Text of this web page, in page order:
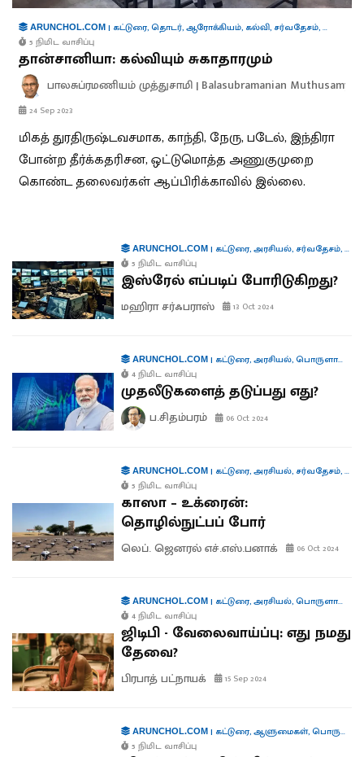
ARUNCHOL.COM | கட்டுரை,தொடர்,ஆரோக்கியம், கல்வி, சர்வதேசம்,தொழில்
5 நிமிட வாசிப்பு
தான்சானியா: கல்வியும் சுகாதாரமும்
பாலசுப்ரமணியம் முத்துசாமி | Balasubramanian Muthusamy
24 Sep 2023
மிகத் துரதிருஷ்டவசமாக, காந்தி, நேரு, படேல், இந்திரா
போன்ற தீர்க்கதரிசன, ஒட்டுமொத்த அணுகுமுறை
கொண்ட தலைவர்கள் ஆப்பிரிக்காவில் இல்லை.
ARUNCHOL.COM| கட்டுரை,அரசியல், சர்வதேசம்,
5 நிமிட வாசிப்பு
இஸ்ரேல் எப்படிப் போரிடுகிறது?
மஹிரா சர்ஃபராஸ் 13 Oct 2024
ARUNCHOL.COM| கட்டுரை,அரசியல்,பொருளாதாரம்
4 நிமிட வாசிப்பு
முதலீடுகளைத் தடுப்பது எது?
ப.சிதம்பரம் 06 Oct 2024
ARUNCHOL.COM| கட்டுரை,அரசியல், சர்வதேசம்,
5 நிமிட வாசிப்பு
காஸா – உக்ரைன்:
தொழில்நுட்பப் போர்
லெப். ஜெனரல் எச்.எஸ்.பனாக் 06 Oct 2024
ARUNCHOL.COM| கட்டுரை,அரசியல்,பொருளாதாரம்
4 நிமிட வாசிப்பு
ஜிடிபி - வேலைவாய்ப்பு: எது நமது
தேவை?
பிரபாத் பட்நாயக் 15 Sep 2024
ARUNCHOL.COM| கட்டுரை,ஆளுமைகள்,பொருளாதாரம்
5 நிமிட வாசிப்பு